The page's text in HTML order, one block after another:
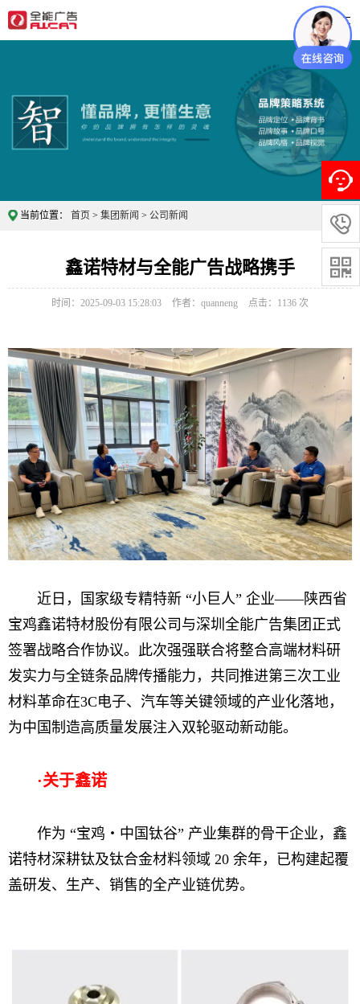
当前位置： 首页 > 集团新闻 > 公司新闻
鑫诺特材与全能广告战略携手
时间：2025-09-03 15:28:03 作者：quanneng 点击： 1136 次
近日，国家级专精特新 “小巨人” 企业——陕西省
宝鸡鑫诺特材股份有限公司与深圳全能广告集团正式
签署战略合作协议。此次强强联合将整合高端材料研
发实力与全链条品牌传播能力，共同推进第三次工业
材料革命在3C电子、汽车等关键领域的产业化落地，
为中国制造高质量发展注入双轮驱动新动能。
·关于鑫诺
作为 “宝鸡・中国钛谷” 产业集群的骨干企业，鑫
诺特材深耕钛及钛合金材料领域 20 余年，已构建起覆
盖研发、生产、销售的全产业链优势。

